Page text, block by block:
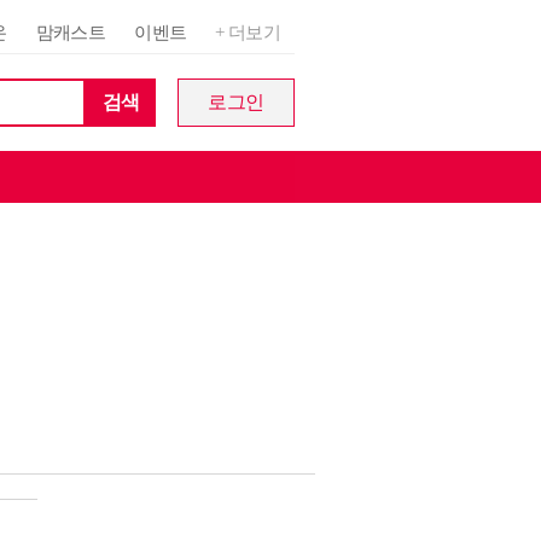
맘캐스트 이벤트 + 더보기
검색 로그인